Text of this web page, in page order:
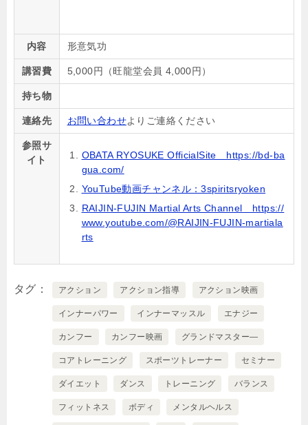
内容 形意気功
講習費 5,000円（旺龍堂会員 4,000円）
持ち物
連絡先 お問い合わせよりご連絡ください
参照サ
イト
OBATA RYOSUKE OfficialSite https://bd-ba
gua.com/
YouTube動画チャンネル：3spiritsryoken
RAIJIN-FUJIN Martial Arts Channel https://
www.youtube.com/@RAIJIN-FUJIN-martiala
rts
タグ アクション アクション指導 アクション映画
インナーパワー インナーマッスル エナジー
カンフー カンフー映画 グランドマスター―
コアトレーニング スポーツトレーナー セミナー
ダイエット ダンス トレーニング バランス
フィットネス ボディ メンタルヘルス